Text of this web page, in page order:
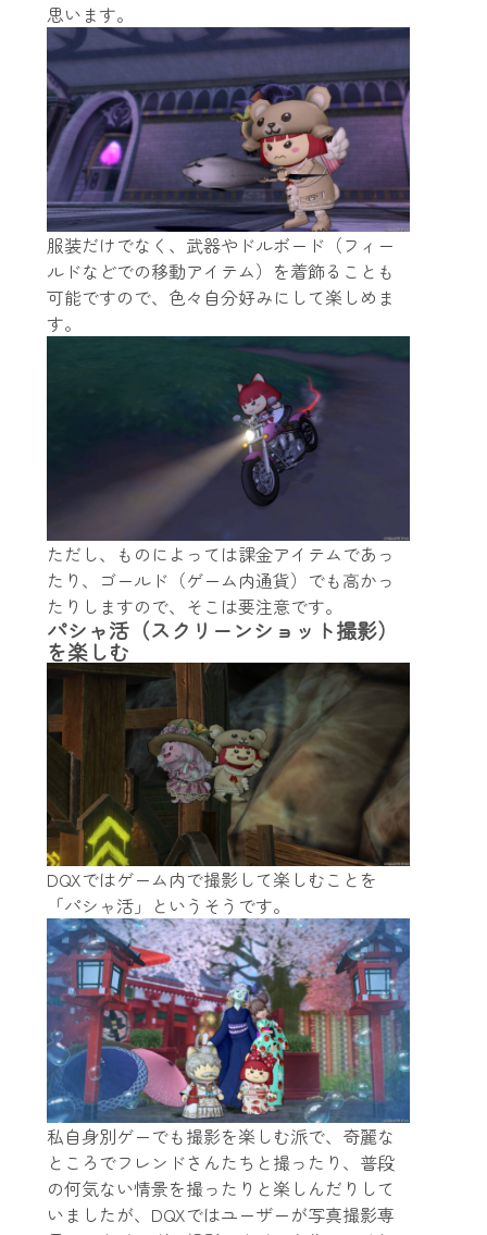
思います。
服装だけでなく、武器やドルボード（フィー
ルドなどでの移動アイテム）を着飾ることも
可能ですので、色々自分好みにして楽しめま
す。
ただし、ものによっては課金アイテムであっ
たり、ゴールド（ゲーム内通貨）でも高かっ
たりしますので、そこは要注意です。
パシャ活（スクリーンショット撮影）
を楽しむ
DQXではゲーム内で撮影して楽しむことを
「パシャ活」というそうです。
私自身別ゲーでも撮影を楽しむ派で、奇麗な
ところでフレンドさんたちと撮ったり、普段
の何気ない情景を撮ったりと楽しんだりして
いましたが、DQXではユーザーが写真撮影専